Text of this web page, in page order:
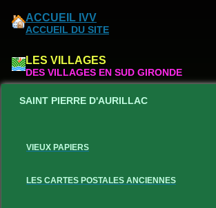
ACCUEIL IVV
ACCUEIL DU SITE
LES VILLAGES
DES VILLAGES EN SUD GIRONDE
SAINT PIERRE D'AURILLAC
VIEUX PAPIERS
LES CARTES POSTALES ANCIENNES